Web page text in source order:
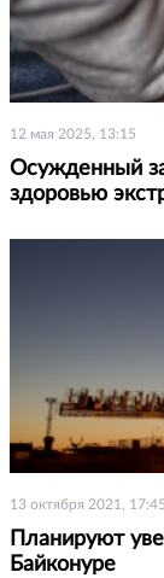
12 мая 2025, 13:15
Осужденный
здоровью
13 октября 2021, 17:45
Планируют
Байконуре